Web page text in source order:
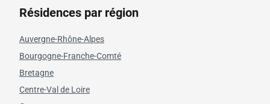
Résidences par région
Auvergne-Rhône-Alpes
Bourgogne-Franche-Comté
Bretagne
Centre-Val de Loire